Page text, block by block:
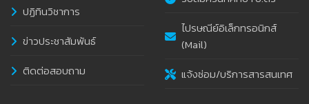
ปฏิทินวิชาการ
ข่าวประชาสัมพันธ์
ติดต่อสอบถาม
ไปรษณีย์อิเล็กทรอนิกส์
(Mail)
แจ้งซ่อม/บริการสารสนเทศ